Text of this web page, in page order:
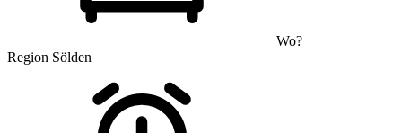
Wo?
Region Sölden